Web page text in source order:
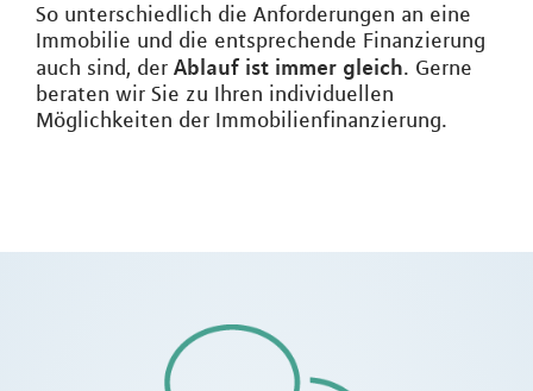
So unterschiedlich die Anforderungen an eine
Immobilie und die entsprechende Finanzierung
auch sind, der Ablauf ist immer gleich. Gerne
beraten wir Sie zu Ihren individuellen
Möglichkeiten der Immobilienfinanzierung.